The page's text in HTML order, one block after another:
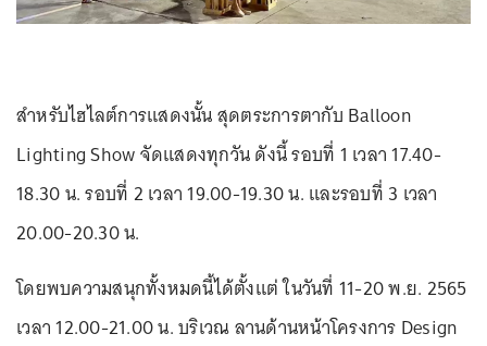
สำหรับไฮไลต์การแสดงนั้น สุดตระการตากับ Balloon
Lighting Show จัดแสดงทุกวัน ดังนี้ รอบที่ 1 เวลา 17.40-
18.30 น. รอบที่ 2 เวลา 19.00-19.30 น. และรอบที่ 3 เวลา
20.00-20.30 น.
โดยพบความสนุกทั้งหมดนี้ได้ตั้งแต่ ในวันที่ 11-20 พ.ย. 2565
เวลา 12.00-21.00 น. บริเวณ ลานด้านหน้าโครงการ Design